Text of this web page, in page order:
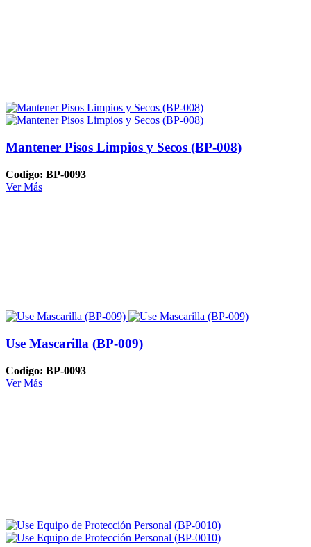
Mantener Pisos Limpios y Secos (BP-008)
Codigo: BP-0093
Ver Más
Use Mascarilla (BP-009)
Codigo: BP-0093
Ver Más